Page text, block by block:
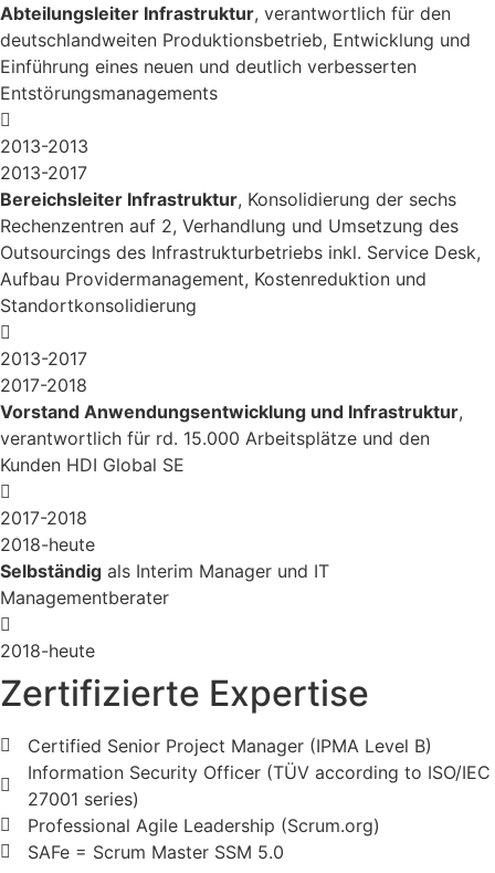
Abteilungsleiter Infrastruktur, verantwortlich für den
deutschlandweiten Produktionsbetrieb, Entwicklung und
Einführung eines neuen und deutlich verbesserten
Entstörungsmanagements
2013-2013
2013-2017
Bereichsleiter Infrastruktur, Konsolidierung der sechs
Rechenzentren auf 2, Verhandlung und Umsetzung des
Outsourcings des Infrastrukturbetriebs inkl. Service Desk,
Aufbau Providermanagement, Kostenreduktion und
Standortkonsolidierung
2013-2017
2017-2018
Vorstand Anwendungsentwicklung und Infrastruktur,
verantwortlich für rd. 15.000 Arbeitsplätze und den
Kunden HDI Global SE
2017-2018
2018-heute
Selbständig als Interim Manager und IT
Managementberater
2018-heute
Zertifizierte Expertise
Certified Senior Project Manager (IPMA Level B)
Information Security Officer (TÜV according to ISO/IEC
27001 series)
Professional Agile Leadership (Scrum.org)
SAFe = Scrum Master SSM 5.0